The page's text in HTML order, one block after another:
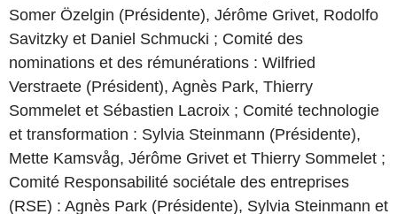
Somer Özelgin (Présidente), Jérôme Grivet, Rodolfo
Savitzky et Daniel Schmucki ; Comité des
nominations et des rémunérations : Wilfried
Verstraete (Président), Agnès Park, Thierry
Sommelet et Sébastien Lacroix ; Comité technologie
et transformation : Sylvia Steinmann (Présidente),
Mette Kamsvåg, Jérôme Grivet et Thierry Sommelet ;
Comité Responsabilité sociétale des entreprises
(RSE) : Agnès Park (Présidente), Sylvia Steinmann et